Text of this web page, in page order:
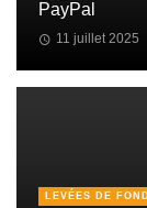
PayPal
11 juillet 2025
LEVÉES DE